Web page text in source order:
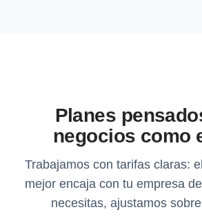
Planes
negocios como
Trabajamos con tarifas claras:
mejor encaja con tu empresa
necesitas, ajustamos